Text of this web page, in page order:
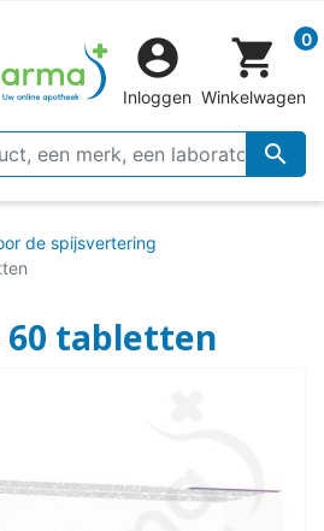


Inloggen
shopping_cart 0
Winkelwagen
de spijsvertering
60 tabletten